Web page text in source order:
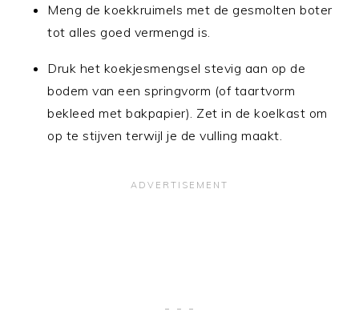
Meng de koekkruimels met de gesmolten boter
tot alles goed vermengd is.
Druk het koekjesmengsel stevig aan op de
bodem van een springvorm (of taartvorm
bekleed met bakpapier). Zet in de koelkast om
op te stijven terwijl je de vulling maakt.